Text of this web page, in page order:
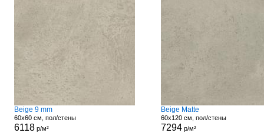
Beige 9 mm
60x60 см, пол/стены
6118р/м²
Beige Matte
60x120 см, пол/стены
7294р/м²